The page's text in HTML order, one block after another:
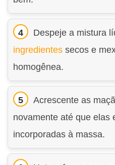
Despeje a mistura
ingredientes secos e
homogênea.
Acrescente as
novamente até que elas
incorporadas à massa.